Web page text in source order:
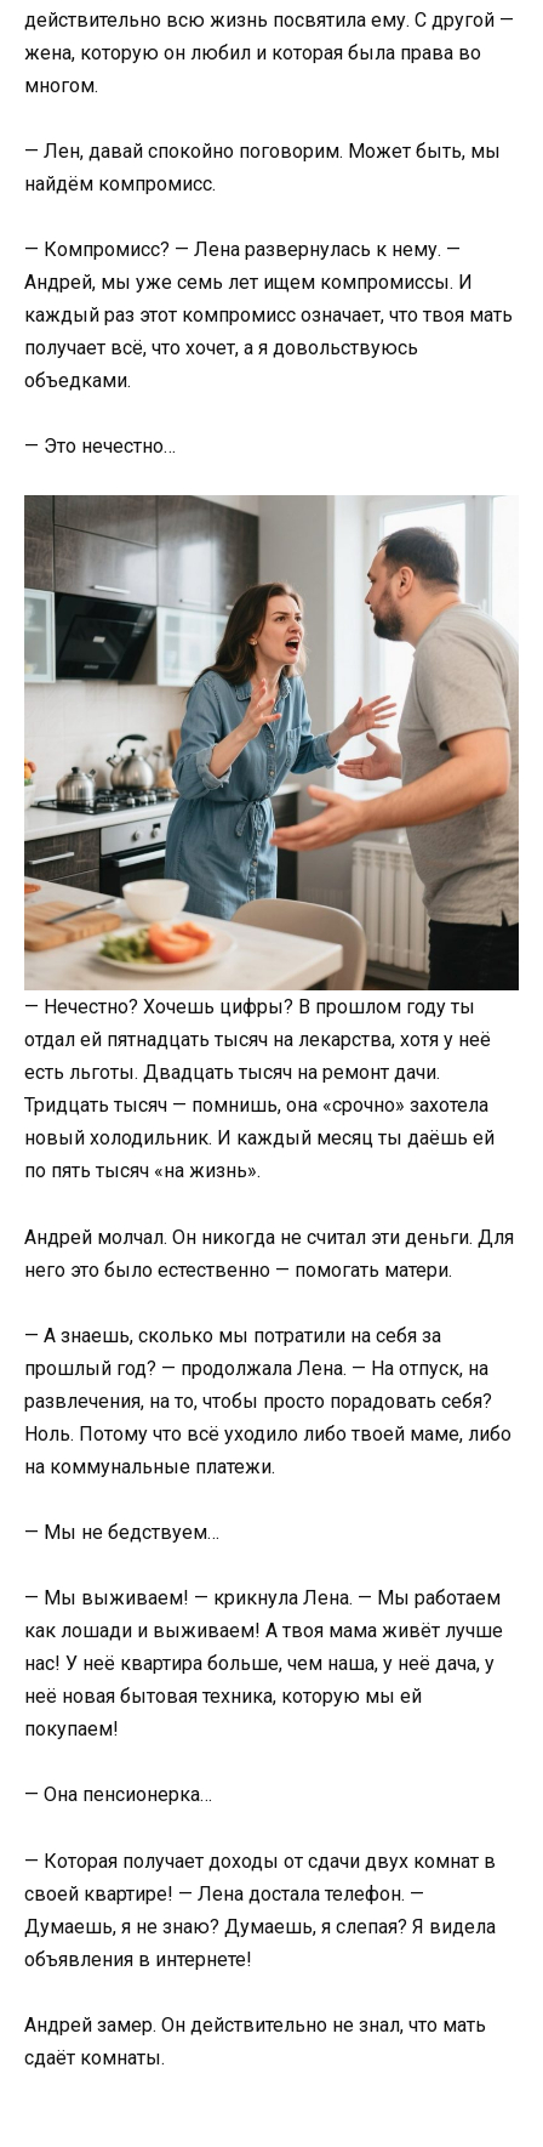
действительно всю жизнь посвятила ему. С другой —
жена, которую он любил и которая была права во
многом.
— Лен, давай спокойно поговорим. Может быть, мы
найдём компромисс.
— Компромисс? — Лена развернулась к нему. —
Андрей, мы уже семь лет ищем компромиссы. И
каждый раз этот компромисс означает, что твоя мать
получает всё, что хочет, а я довольствуюсь
объедками.
— Это нечестно…
— Нечестно? Хочешь цифры? В прошлом году ты
отдал ей пятнадцать тысяч на лекарства, хотя у неё
есть льготы. Двадцать тысяч на ремонт дачи.
Тридцать тысяч — помнишь, она «срочно» захотела
новый холодильник. И каждый месяц ты даёшь ей
по пять тысяч «на жизнь».
Андрей молчал. Он никогда не считал эти деньги. Для
него это было естественно — помогать матери.
— А знаешь, сколько мы потратили на себя за
прошлый год? — продолжала Лена. — На отпуск, на
развлечения, на то, чтобы просто порадовать себя?
Ноль. Потому что всё уходило либо твоей маме, либо
на коммунальные платежи.
— Мы не бедствуем…
— Мы выживаем! — крикнула Лена. — Мы работаем
как лошади и выживаем! А твоя мама живёт лучше
нас! У неё квартира больше, чем наша, у неё дача, у
неё новая бытовая техника, которую мы ей
покупаем!
— Она пенсионерка…
— Которая получает доходы от сдачи двух комнат в
своей квартире! — Лена достала телефон. —
Думаешь, я не знаю? Думаешь, я слепая? Я видела
объявления в интернете!
Андрей замер. Он действительно не знал, что мать
сдаёт комнаты.